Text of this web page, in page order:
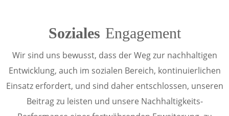
Soziales Engagement
Wir sind uns bewusst, dass der Weg zur nachhaltigen
Entwicklung, auch im sozialen Bereich, kontinuierlichen
Einsatz erfordert, und sind daher entschlossen, unseren
Beitrag zu leisten und unsere Nachhaltigkeits-